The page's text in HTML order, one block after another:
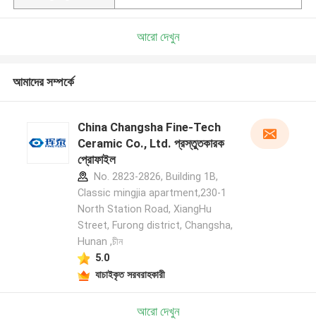
আরো দেখুন
আমাদের সম্পর্কে
China Changsha Fine-Tech
Ceramic Co., Ltd. প্রস্তুতকারক
প্রোফাইল
No. 2823-2826, Building 1B,
Classic mingjia apartment,230-1
North Station Road, XiangHu
Street, Furong district, Changsha,
Hunan ,চীন
5.0
যাচাইকৃত সরবরাহকারী
আরো দেখুন